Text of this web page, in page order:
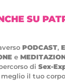
SU
PODCAST,
e
di Sex-
il tuo